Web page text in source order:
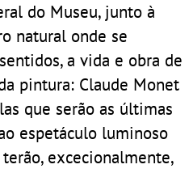
do Museu, junto à
natural onde se
a vida e obra de
pintura: Claude Monet
que serão as últimas
espetáculo luminoso
excecionalmente,